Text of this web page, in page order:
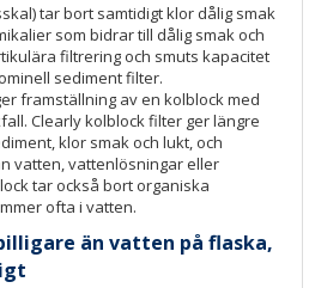
tar bort samtidigt klor dålig smak
som bidrar till dålig smak och
filtrering och smuts kapacitet
sediment filter.
framställning av en kolblock med
Clearly kolblock filter ger längre
klor smak och lukt, och
vatten, vattenlösningar eller
tar också bort organiska
ofta i vatten.
än vatten på flaska,